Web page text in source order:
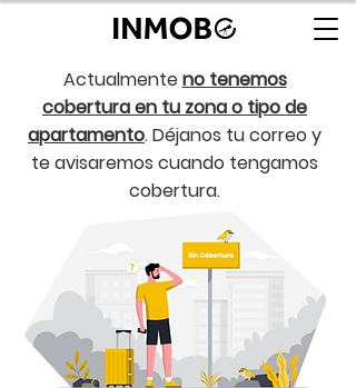
Actualmenteno tenemos
cobertura en tu zona o tipo de
apartamento. Déjanos tu correo y
te avisaremos cuando tengamos
cobertura.